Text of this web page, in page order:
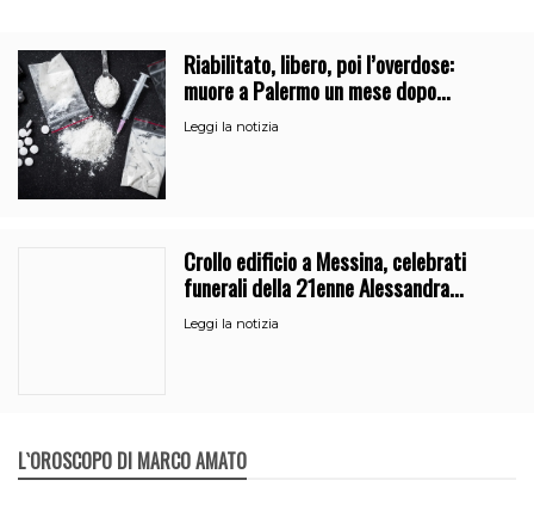
Riabilitato, libero, poi l’overdose:
muore a Palermo un mese dopo
l’uscita dalla comunità
Leggi la notizia
Crollo edificio a Messina, celebrati
funerali della 21enne Alessandra
Frazzica
Leggi la notizia
L`OROSCOPO DI MARCO AMATO